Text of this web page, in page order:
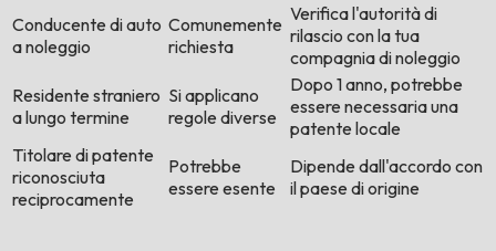
Conducente di auto
a noleggio
Comunemente
richiesta
Verifica l'autorità di
rilascio con la tua
compagnia di noleggio
Residente straniero
a lungo termine
Si applicano
regole diverse
Dopo 1 anno, potrebbe
essere necessaria una
patente locale
Titolare di patente
riconosciuta
reciprocamente
Potrebbe
essere esente
Dipende dall'accordo con
il paese di origine